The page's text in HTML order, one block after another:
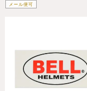
メール便可